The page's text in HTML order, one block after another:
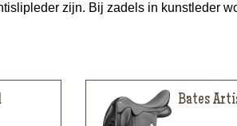
zijn. Bij zadels in kunstleder
Bates